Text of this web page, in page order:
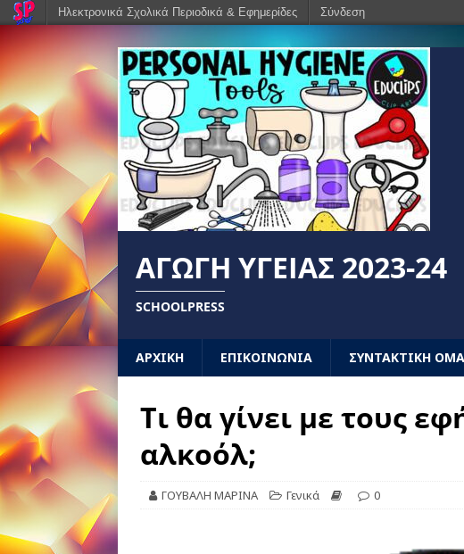
ΑΓΩΓΉ ΥΓΕΊΑΣ 2023-24
SCHOOLPRESS
ΑΡΧΙΚΗ ΕΠΙΚΟΙΝΩΝΙΑ ΣΥΝΤΑΚΤΙΚΗ
Τι θα γίνει με τους
αλκοόλ;
ΓΟΥΒΑΛΗ ΜΑΡΙΝΑ Γενικά 0
Ηλεκτρονικά Σχολικά Περιοδικά & Εφημερίδες Σύνδεση